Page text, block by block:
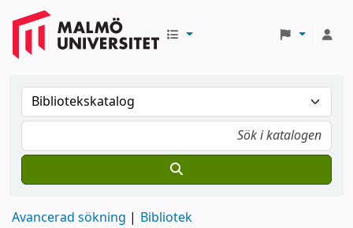
Avancerad sökning Bibliotek